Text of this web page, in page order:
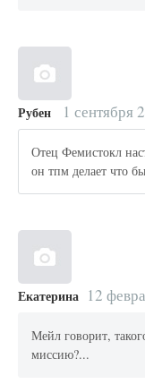
Рубен 1 сентября
Отец Фемистокл
он тпм делает что
Екатерина 12
Мейл говорит,
миссию?...